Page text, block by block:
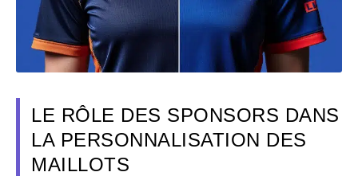
LE RÔLE DES SPONSORS DANS
LA PERSONNALISATION DES
MAILLOTS